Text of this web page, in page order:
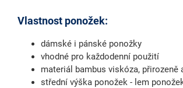
Vlastnost ponožek:
dámské i pánské ponožky
vhodné pro každodenní použití
materiál bambus viskóza, přirozeně
střední výška ponožek - lem